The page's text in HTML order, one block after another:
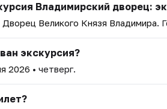
Владимирский дворец:
Дворец Великого Князя Владимира.
экскурсия?
2026 • четверг.